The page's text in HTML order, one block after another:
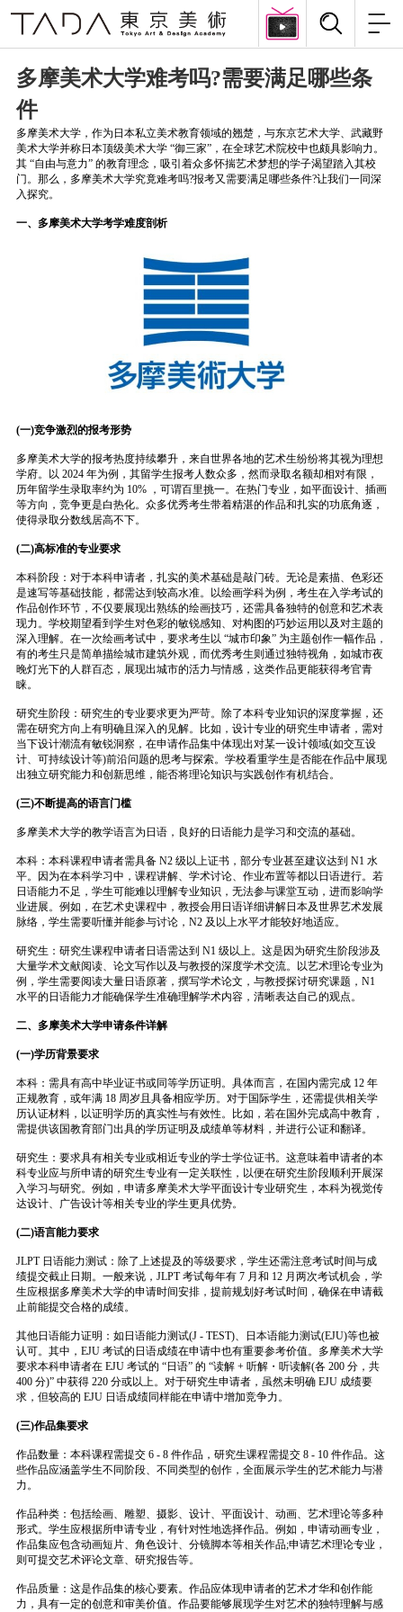
多摩美术大学难考吗?需要满足哪些条
件
多摩美术大学，作为日本私立美术教育领域的翘楚，与东京艺术大学、武藏野
美术大学并称日本顶级美术大学 “御三家”，在全球艺术院校中也颇具影响力。
其 “自由与意力” 的教育理念，吸引着众多怀揣艺术梦想的学子渴望踏入其校
门。那么，多摩美术大学究竟难考吗?报考又需要满足哪些条件?让我们一同深
入探究。
一、多摩美术大学考学难度剖析
(一)竞争激烈的报考形势
多摩美术大学的报考热度持续攀升，来自世界各地的艺术生纷纷将其视为理想
学府。以 2024 年为例，其留学生报考人数众多，然而录取名额却相对有限，
历年留学生录取率约为 10% ，可谓百里挑一。在热门专业，如平面设计、插画
等方向，竞争更是白热化。众多优秀考生带着精湛的作品和扎实的功底角逐，
使得录取分数线居高不下。
(二)高标准的专业要求
本科阶段：对于本科申请者，扎实的美术基础是敲门砖。无论是素描、色彩还
是速写等基础技能，都需达到较高水准。以绘画学科为例，考生在入学考试的
作品创作环节，不仅要展现出熟练的绘画技巧，还需具备独特的创意和艺术表
现力。学校期望看到学生对色彩的敏锐感知、对构图的巧妙运用以及对主题的
深入理解。在一次绘画考试中，要求考生以 “城市印象” 为主题创作一幅作品，
有的考生只是简单描绘城市建筑外观，而优秀考生则通过独特视角，如城市夜
晚灯光下的人群百态，展现出城市的活力与情感，这类作品更能获得考官青
睐。
研究生阶段：研究生的专业要求更为严苛。除了本科专业知识的深度掌握，还
需在研究方向上有明确且深入的见解。比如，设计专业的研究生申请者，需对
当下设计潮流有敏锐洞察，在申请作品集中体现出对某一设计领域(如交互设
计、可持续设计等)前沿问题的思考与探索。学校看重学生是否能在作品中展现
出独立研究能力和创新思维，能否将理论知识与实践创作有机结合。
(三)不断提高的语言门槛
多摩美术大学的教学语言为日语，良好的日语能力是学习和交流的基础。
本科：本科课程申请者需具备 N2 级以上证书，部分专业甚至建议达到 N1 水
平。因为在本科学习中，课程讲解、学术讨论、作业布置等都以日语进行。若
日语能力不足，学生可能难以理解专业知识，无法参与课堂互动，进而影响学
业进展。例如，在艺术史课程中，教授会用日语详细讲解日本及世界艺术发展
脉络，学生需要听懂并能参与讨论，N2 及以上水平才能较好地适应。
研究生：研究生课程申请者日语需达到 N1 级以上。这是因为研究生阶段涉及
大量学术文献阅读、论文写作以及与教授的深度学术交流。以艺术理论专业为
例，学生需要阅读大量日语原著，撰写学术论文，与教授探讨研究课题，N1
水平的日语能力才能确保学生准确理解学术内容，清晰表达自己的观点。
二、多摩美术大学申请条件详解
(一)学历背景要求
本科：需具有高中毕业证书或同等学历证明。具体而言，在国内需完成 12 年
正规教育，或年满 18 周岁且具备相应学历。对于国际学生，还需提供相关学
历认证材料，以证明学历的真实性与有效性。比如，若在国外完成高中教育，
需提供该国教育部门出具的学历证明及成绩单等材料，并进行公证和翻译。
研究生：要求具有相关专业或相近专业的学士学位证书。这意味着申请者的本
科专业应与所申请的研究生专业有一定关联性，以便在研究生阶段顺利开展深
入学习与研究。例如，申请多摩美术大学平面设计专业研究生，本科为视觉传
达设计、广告设计等相关专业的学生更具优势。
(二)语言能力要求
JLPT 日语能力测试：除了上述提及的等级要求，学生还需注意考试时间与成
绩提交截止日期。一般来说，JLPT 考试每年有 7 月和 12 月两次考试机会，学
生应根据多摩美术大学的申请时间安排，提前规划好考试时间，确保在申请截
止前能提交合格的成绩。
其他日语能力证明：如日语能力测试(J - TEST)、日本语能力测试(EJU)等也被
认可。其中，EJU 考试的日语成绩在申请中也有重要参考价值。多摩美术大学
要求本科申请者在 EJU 考试的 “日语” 的 “读解 + 听解・听读解(各 200 分，共
400 分)” 中获得 220 分或以上。对于研究生申请者，虽然未明确 EJU 成绩要
求，但较高的 EJU 日语成绩同样能在申请中增加竞争力。
(三)作品集要求
作品数量：本科课程需提交 6 - 8 件作品，研究生课程需提交 8 - 10 件作品。这
些作品应涵盖学生不同阶段、不同类型的创作，全面展示学生的艺术能力与潜
力。
作品种类：包括绘画、雕塑、摄影、设计、平面设计、动画、艺术理论等多种
形式。学生应根据所申请专业，有针对性地选择作品。例如，申请动画专业，
作品集应包含动画短片、角色设计、分镜脚本等相关作品;申请艺术理论专业，
则可提交艺术评论文章、研究报告等。
作品质量：这是作品集的核心要素。作品应体现申请者的艺术才华和创作能
力，具有一定的创意和审美价值。作品要能够展现学生对艺术的独特理解与感